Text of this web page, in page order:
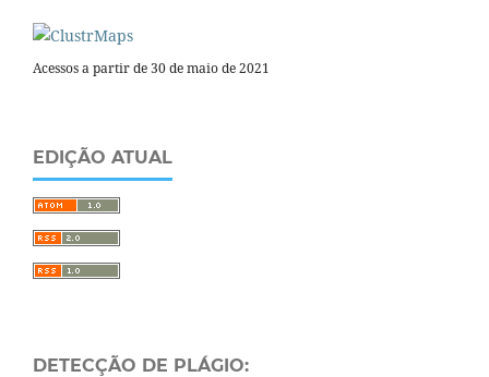
Acessos a partir de 30 de maio de 2021
EDIÇÃO ATUAL
DETECÇÃO DE PLÁGIO: